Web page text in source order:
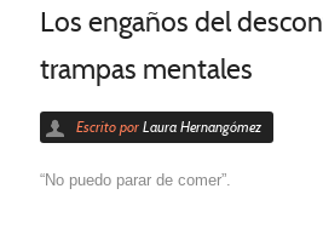
Los engaños del
trampas mentales
Escrito por Laura Hernangómez
“No puedo parar de comer”.